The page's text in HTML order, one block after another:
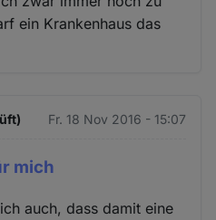
ein Krankenhaus das
Fr. 18 Nov 2016 - 15:07
mich
auch, dass damit eine